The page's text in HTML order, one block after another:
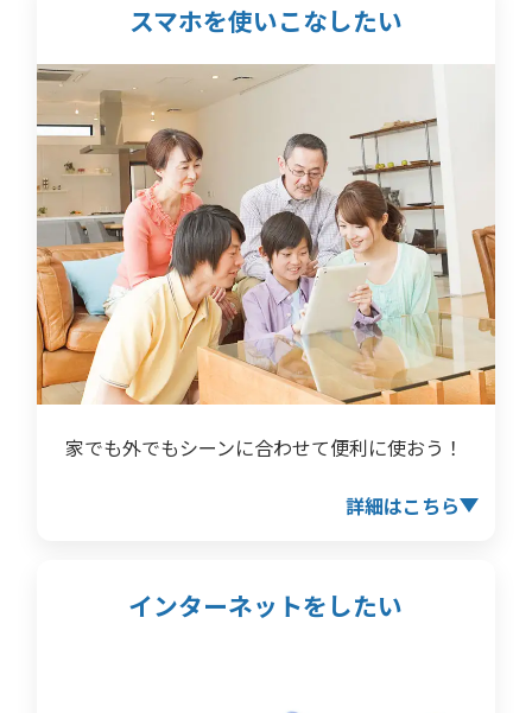
スマホを使いこなしたい
家でも外でもシーンに合わせて便利に使おう！
詳細はこちら
インターネットをしたい